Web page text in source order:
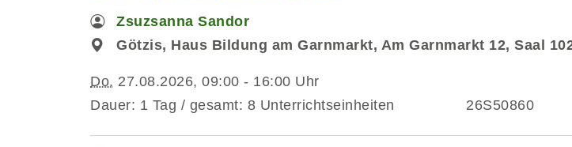
Zsuzsanna Sandor
Götzis, Haus Bildung am Garnmarkt, Am Garnmarkt 12, Saal
Do. 27.08.2026, 09:00 - 16:00 Uhr
Dauer: 1 Tag / gesamt: 8 Unterrichtseinheiten
26S50860